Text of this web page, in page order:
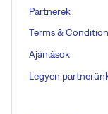
Partnerek
Terms &
Ajánlások
Legyen